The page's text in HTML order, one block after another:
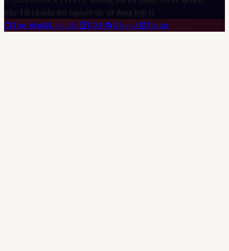
trận·Tất cả tuân thủ nguyên tắc sử dụng hợp lý
📺Trực tiếp📅Lịch đấu🏆BXH⚽Kết quả📰Tin tức